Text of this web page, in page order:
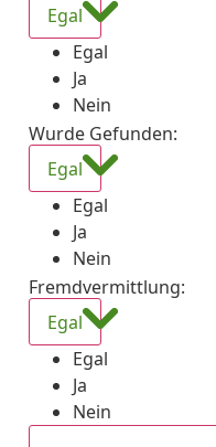
Egal
Egal
Ja
Nein
Wurde Gefunden:
Egal
Egal
Ja
Nein
Fremdvermittlung:
Egal
Egal
Ja
Nein